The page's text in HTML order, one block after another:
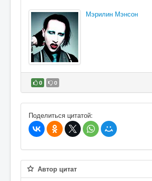
Мэрилин Мэнсон
0 0
В избранное
Поделиться цитатой:
Автор цитат